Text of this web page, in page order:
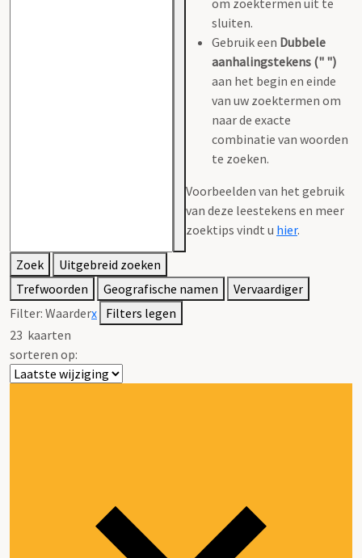
sluiten.
Gebruik een Dubbele
aanhalingstekens (" ")
aan het begin en einde
van uw zoektermen om
naar de exacte
combinatie van woorden
te zoeken.
Voorbeelden van het gebruik
van deze leestekens en meer
zoektips vindt u hier.
Zoek
Uitgebreid zoeken
Trefwoorden
Geografische namen
Vervaardiger
Filter: Waarderx Filters legen
23 kaarten
sorteren op: